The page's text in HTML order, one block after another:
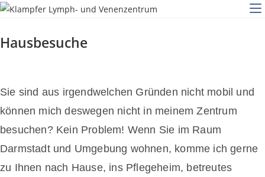
Zum
springen
Hausbesuche
Sie sind aus irgendwelchen Gründen nicht mobil und
können mich deswegen nicht in meinem Zentrum
besuchen? Kein Problem! Wenn Sie im Raum
Darmstadt und Umgebung wohnen, komme ich gerne
zu Ihnen nach Hause, ins Pflegeheim, betreutes